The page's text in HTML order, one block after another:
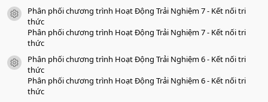
icon tài liệu
Phân phối chương trình Hoạt Động Trải Nghiệm 7 - Kết nối tri
thức
Phân phối chương trình Hoạt Động Trải Nghiệm 7 - Kết nối tri
thức
icon tài liệu
Phân phối chương trình Hoạt Động Trải Nghiệm 6 - Kết nối tri
thức
Phân phối chương trình Hoạt Động Trải Nghiệm 6 - Kết nối tri
thức